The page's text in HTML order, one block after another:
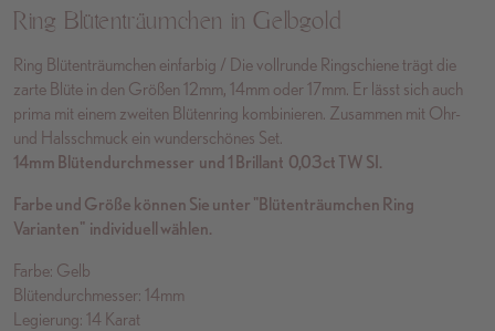
Ring Blütenträumchen in Gelbgold
Ring Blütenträumchen einfarbig / Die vollrunde Ringschiene trägt die
zarte Blüte in den Größen 12mm, 14mm oder 17mm. Er lässt sich auch
prima mit einem zweiten Blütenring kombinieren. Zusammen mit Ohr-
und Halsschmuck ein wunderschönes Set.
14mm Blütendurchmesser und 1 Brillant 0,03ct TW SI.
Farbe und Größe können Sie unter "Blütenträumchen Ring
Varianten" individuell wählen.
Farbe: Gelb
Blütendurchmesser: 14mm
Legierung: 14 Karat